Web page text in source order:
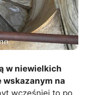
w niewielkich
wskazanym na
wcześniej to po